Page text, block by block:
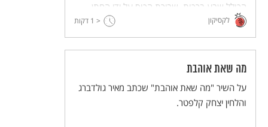
הכולל שבע ברכות, שבירת הכוס על ידי החתן,
וליווי החתן והכלה בשירה, בנגינה ובריקודים.
לקסיקון < 1 דקות
מה שאת אוהבת
על השיר "מה שאת אוהבת" שכתב מאיר גולדברג
והלחין יצחק קלפטר.